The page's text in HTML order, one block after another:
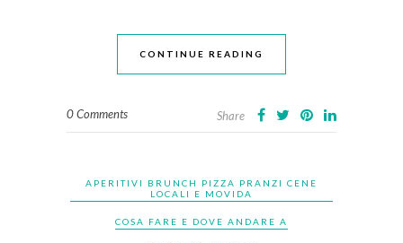
CONTINUE READING
0 Comments Share
APERITIVI BRUNCH PIZZA PRANZI CENE
LOCALI E MOVIDA
COSA FARE E DOVE ANDARE A